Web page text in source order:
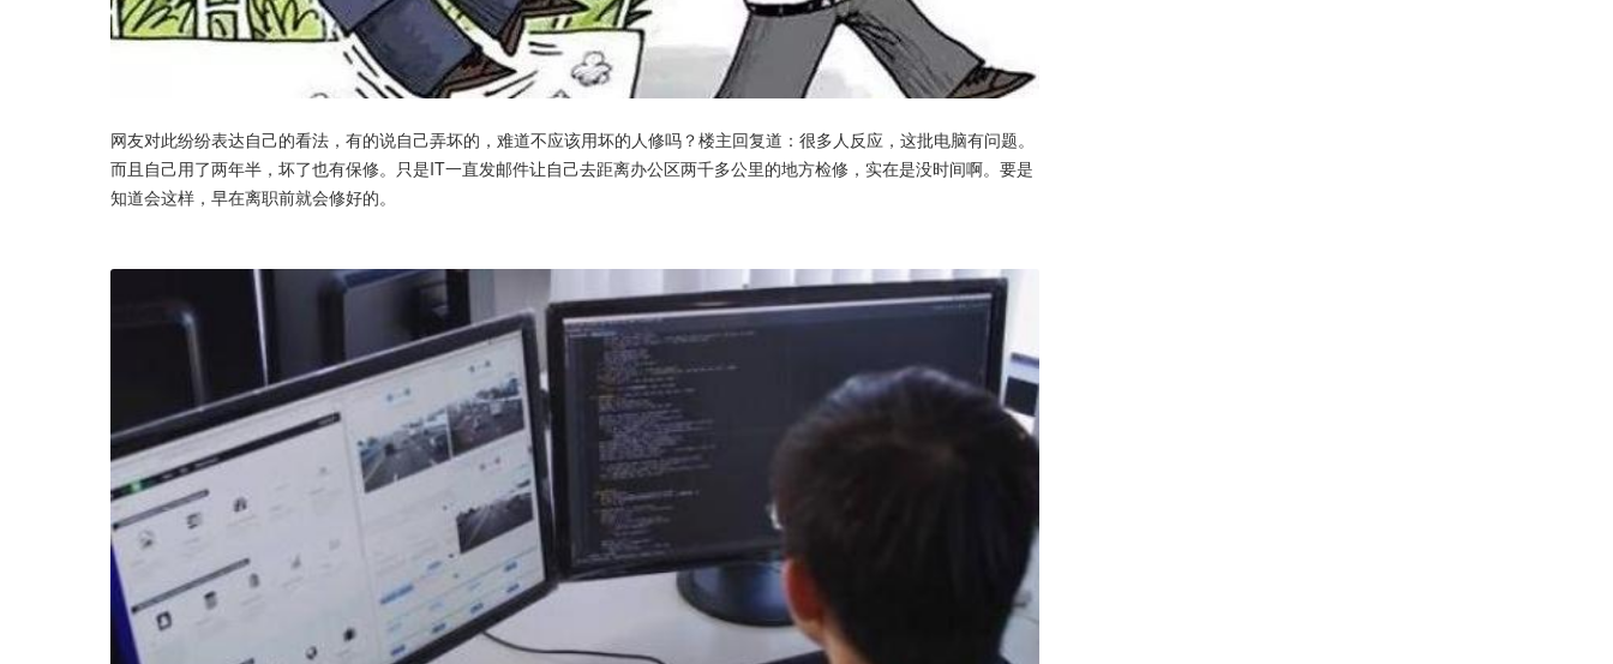
网友对此纷纷表达自己的看法，有的说自己弄坏的，难道不应该用坏的人修吗？楼主回复道：很多人反应，这批电脑有问题。
而且自己用了两年半，坏了也有保修。只是IT一直发邮件让自己去距离办公区两千多公里的地方检修，实在是没时间啊。要是
知道会这样，早在离职前就会修好的。